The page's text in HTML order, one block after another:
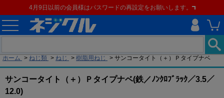
4月9日以前の会員様はパスワードの再設定をお願いします。
ホーム > ねじ類 > ねじ > 樹脂用ねじ > サンコータイト（＋）Ｐタイプナベ
サンコータイト（＋）Ｐタイプナベ(鉄／ﾉﾝｸﾛﾌﾞﾗｯｸ／3.5／
12.0)